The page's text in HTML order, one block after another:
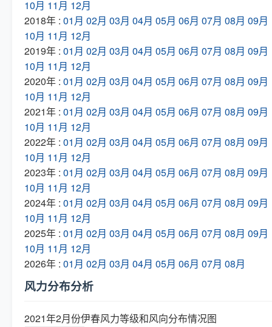
10月 11月 12月
2018年 : 01月 02月 03月 04月 05月 06月 07月 08月 09月
10月 11月 12月
2019年 : 01月 02月 03月 04月 05月 06月 07月 08月 09月
10月 11月 12月
2020年 : 01月 02月 03月 04月 05月 06月 07月 08月 09月
10月 11月 12月
2021年 : 01月 02月 03月 04月 05月 06月 07月 08月 09月
10月 11月 12月
2022年 : 01月 02月 03月 04月 05月 06月 07月 08月 09月
10月 11月 12月
2023年 : 01月 02月 03月 04月 05月 06月 07月 08月 09月
10月 11月 12月
2024年 : 01月 02月 03月 04月 05月 06月 07月 08月 09月
10月 11月 12月
2025年 : 01月 02月 03月 04月 05月 06月 07月 08月 09月
10月 11月 12月
2026年 : 01月 02月 03月 04月 05月 06月 07月 08月
风力分布分析
2021年2月份伊春风力等级和风向分布情况图